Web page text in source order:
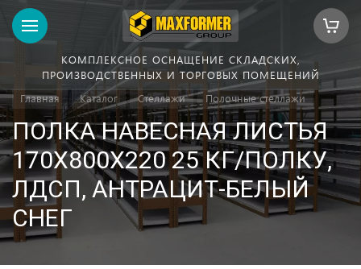
КОМПЛЕКСНОЕ ОСНАЩЕНИЕ СКЛАДСКИХ,
ПРОИЗВОДСТВЕННЫХ И ТОРГОВЫХ ПОМЕЩЕНИЙ
Главная
Каталог Стеллажи Полочные стеллажи
ПОЛКА НАВЕСНАЯ ЛИСТЬЯ
170Х800Х220 25 КГ/ПОЛКУ,
ЛДСП, АНТРАЦИТ-БЕЛЫЙ
СНЕГ